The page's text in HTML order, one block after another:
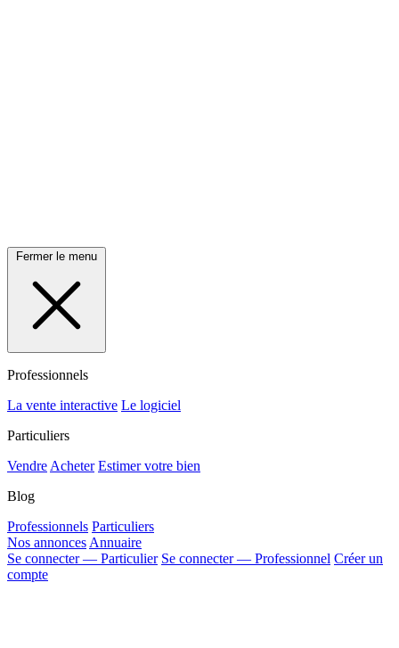
Fermer le menu
Professionnels
La vente interactive Le logiciel
Particuliers
Vendre Acheter Estimer votre bien
Blog
Professionnels Particuliers
Nos annonces Annuaire
Se connecter — Particulier Se connecter — Professionnel Créer un
compte